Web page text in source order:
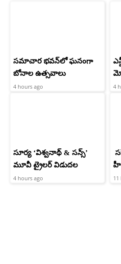
సమాచార భవన్‌లో ఘనంగా
బోనాల ఉత్సవాలు
4 hours ago 4
సూర్య ‘విశ్వనాథ్ & సన్స్’
మూవీ ట్రైలర్ విడుదల
4 hours ago 11